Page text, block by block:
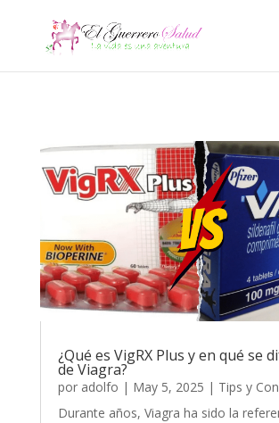
¿Qué es VigRX Plus y en qué se
de Viagra?
por adolfo | May 5, 2025 | Tips y
Durante años, Viagra ha sido la